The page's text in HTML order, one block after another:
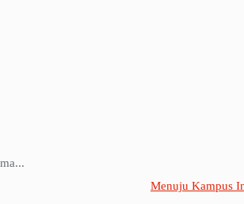
Menuju Kampus